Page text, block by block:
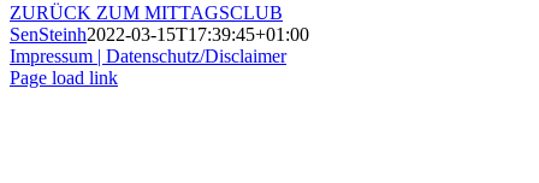
ZURÜCK ZUM MITTAGSCLUB
SenSteinh2022-03-15T17:39:45+01:00
Impressum | Datenschutz/Disclaimer
Page load link